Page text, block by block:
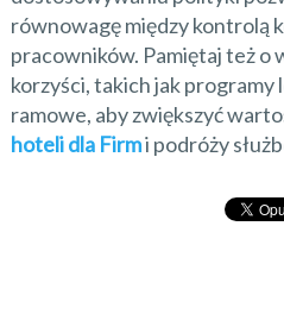
równowagę między kontrolą
pracowników. Pamiętaj też o
korzyści, takich jak
ramowe, aby zwiększyć
hoteli dla Firmi podróży